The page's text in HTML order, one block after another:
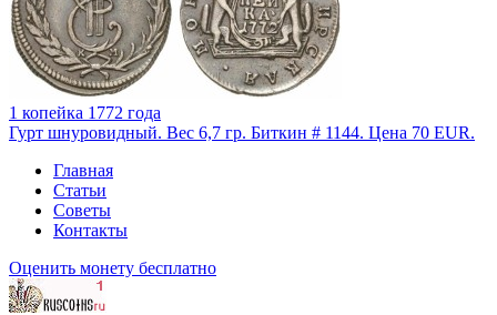
1 копейка 1772 года
Гурт шнуровидный. Вес 6,7 гр. Биткин # 1144. Цена 70 EUR.
Главная
Статьи
Советы
Контакты
Оценить монету бесплатно